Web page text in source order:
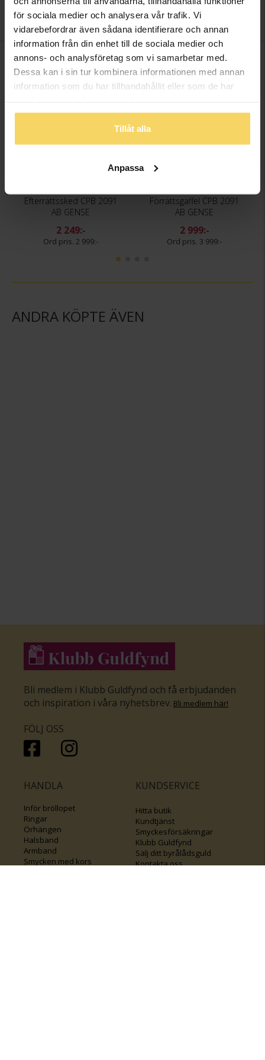
för sociala medier och analysera vår trafik. Vi
vidarebefordrar även sådana identifierare och annan
information från din enhet till de sociala medier och
annons- och analysföretag som vi samarbetar med.
Dessa kan i sin tur kombinera informationen med annan
information som du har tillhandahållit eller som de har
Tillåt alla
Anpassa
Detaljer
Design Carl Philip
Bernadotte
FINNS OCKSÅ SOM
Efterrättssked CPB 2091
AB GENSE
2 249:-
2 999:-
Förrättsgaffel CPB 2091
AB GENSE
2 999:-
3 999:-
ANDRA KÖPTE ÄVEN
Bli medlem i Klubb Guldfynd och få erbjudanden
och inspiration i våra nyhetsbrev. Bli medlem här!
FÖLJ OSS
HANDLA
Inför bröllopet
Ringar
Örhängen
Halsband
Armband
Smycken med kors
KUNDSERVICE
Hitta butik
Kundtjänst
Smyckesförsäkringar
Klubb Guldfynd
Sälj ditt byrålådsguld
Kontakta oss